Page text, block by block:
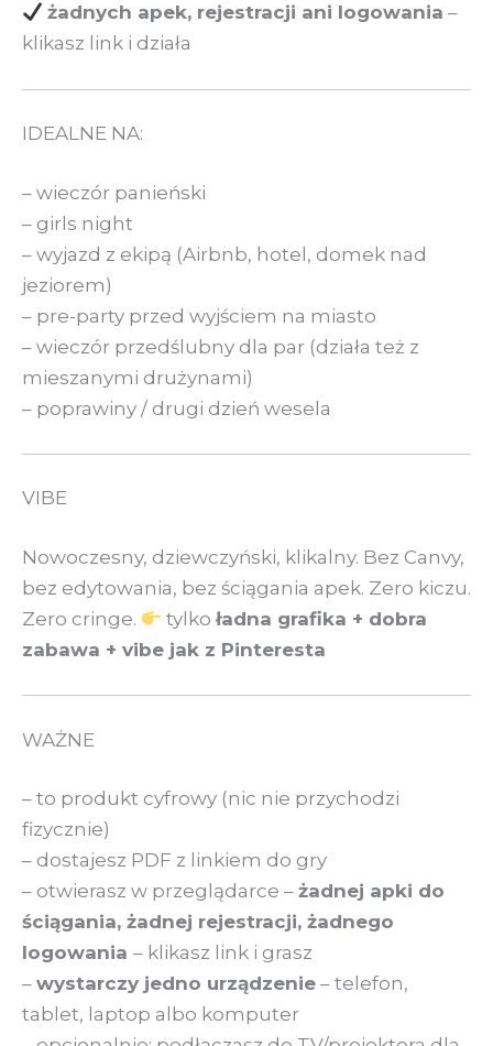
żadnych apek, rejestracji ani logowania –
klikasz link i działa
IDEALNE NA:
– wieczór panieński
– girls night
– wyjazd z ekipą (Airbnb, hotel, domek nad
jeziorem)
– pre-party przed wyjściem na miasto
– wieczór przedślubny dla par (działa też z
mieszanymi drużynami)
– poprawiny / drugi dzień wesela
VIBE
Nowoczesny, dziewczyński, klikalny. Bez Canvy,
bez edytowania, bez ściągania apek. Zero kiczu.
Zero cringe.
tylkoładna grafika + dobra
zabawa + vibe jak z Pinteresta
WAŻNE
– to produkt cyfrowy (nic nie przychodzi
fizycznie)
– dostajesz PDF z linkiem do gry
– otwierasz w przeglądarce – żadnej apki do
ściągania, żadnej rejestracji, żadnego
logowania – klikasz link i grasz
– wystarczy jedno urządzenie – telefon,
tablet, laptop albo komputer